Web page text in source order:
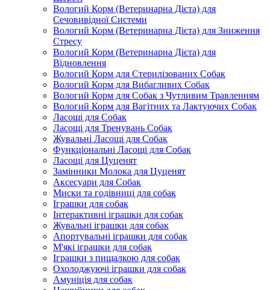
Вологий Корм (Ветеринарна Дієта) для
Сечовивідної Системи
Вологий Корм (Ветеринарна Дієта) для Зниження
Стресу
Вологий Корм (Ветеринарна Дієта) для
Відновлення
Вологий Корм для Стерилізованих Собак
Вологий Корм для Вибагливих Собак
Вологий Корм для Собак з Чутливим Травленням
Вологий Корм для Вагітних та Лактуючих Собак
Ласощі для Собак
Ласощі для Тренувань Собак
Жувальні Ласощі для Собак
Функціональні Ласощі для Собак
Ласощі для Цуценят
Замінники Молока для Цуценят
Аксесуари для Собак
Миски та годівниці для собак
Іграшки для собак
Інтерактивні іграшки для собак
Жувальні іграшки для собак
Апортувальні іграшки для собак
М'які іграшки для собак
Іграшки з пищалкою для собак
Охолоджуючі іграшки для собак
Амуніція для собак